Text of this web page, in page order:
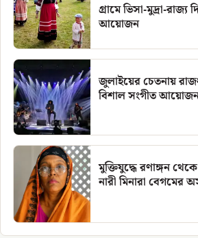
গ্রামে ভিসা-মুদ্রা-রাজ্য
আয়োজন
জুলাইয়ের চেতনায়
বিশাল সংগীত
মুক্তিযুদ্ধে রণাঙ্গন
নারী মিনারা বেগমের